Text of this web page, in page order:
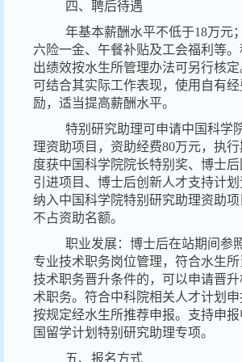
四、聘后待遇
年基本薪酬水平不低于18万元
六险一金、午餐补贴及工会福利等
出绩效按水生所管理办法可另行核
可结合其实际工作表现，使用自有
励，适当提高薪酬水平。
特别研究助理可申请中国科学
理资助项目，资助经费80万元，执
度获中国科学院院长特别奖、博士后
引进项目、博士后创新人才支持计
纳入中国科学院特别研究助理资助项
不占资助名额。
职业发展：博士后在站期间参
专业技术职务岗位管理，符合水生
技术职务晋升条件的，可以申请晋
术职务。符合中科院相关人才计划申
按规定经水生所推荐申报。支持申
国留学计划特别研究助理专项。
五、报名方式